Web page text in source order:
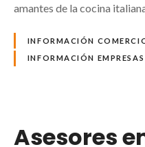
amantes de la cocina
INFORMACIÓN
INFORMACIÓN EMPRESAS
Asesores